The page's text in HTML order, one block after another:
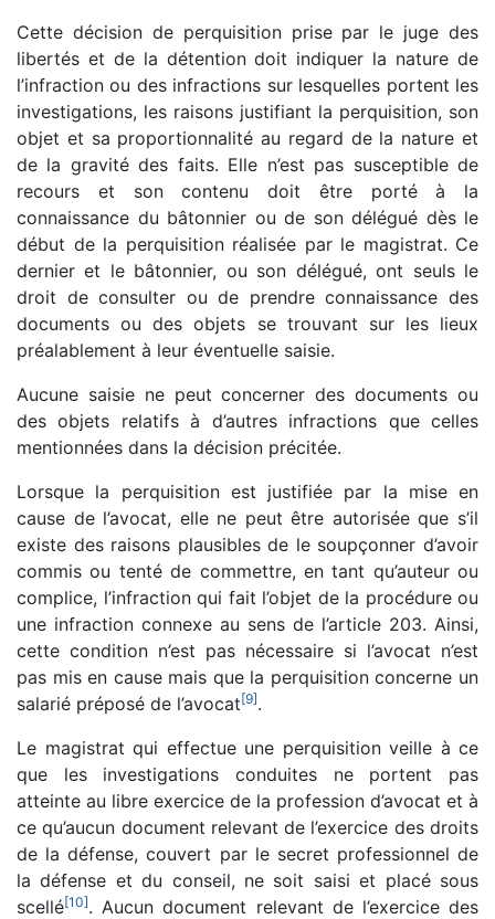
Cette décision de perquisition prise par le juge des
libertés et de la détention doit indiquer la nature de
l’infraction ou des infractions sur lesquelles portent les
investigations, les raisons justifiant la perquisition, son
objet et sa proportionnalité au regard de la nature et
de la gravité des faits. Elle n’est pas susceptible de
recours et son contenu doit être porté à la
connaissance du bâtonnier ou de son délégué dès le
début de la perquisition réalisée par le magistrat. Ce
dernier et le bâtonnier, ou son délégué, ont seuls le
droit de consulter ou de prendre connaissance des
documents ou des objets se trouvant sur les lieux
préalablement à leur éventuelle saisie.
Aucune saisie ne peut concerner des documents ou
des objets relatifs à d’autres infractions que celles
mentionnées dans la décision précitée.
Lorsque la perquisition est justifiée par la mise en
cause de l’avocat, elle ne peut être autorisée que s’il
existe des raisons plausibles de le soupçonner d’avoir
commis ou tenté de commettre, en tant qu’auteur ou
complice, l’infraction qui fait l’objet de la procédure ou
une infraction connexe au sens de l’article 203. Ainsi,
cette condition n’est pas nécessaire si l’avocat n’est
pas mis en cause mais que la perquisition concerne un
salarié préposé de l’avocat[9].
Le magistrat qui effectue une perquisition veille à ce
que les investigations conduites ne portent pas
atteinte au libre exercice de la profession d’avocat et à
ce qu’aucun document relevant de l’exercice des droits
de la défense, couvert par le secret professionnel de
la défense et du conseil, ne soit saisi et placé sous
scellé[10]. Aucun document relevant de l’exercice des